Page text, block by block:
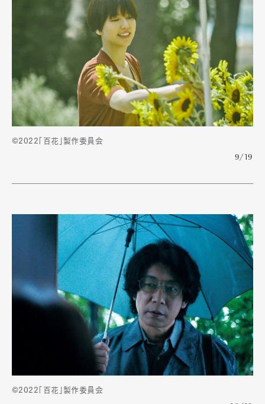
Official Columnist
About
Contact
Pen Meet
Pen international Pen tw
©2022「百花」製作委員会
9/19
©2022「百花」製作委員会